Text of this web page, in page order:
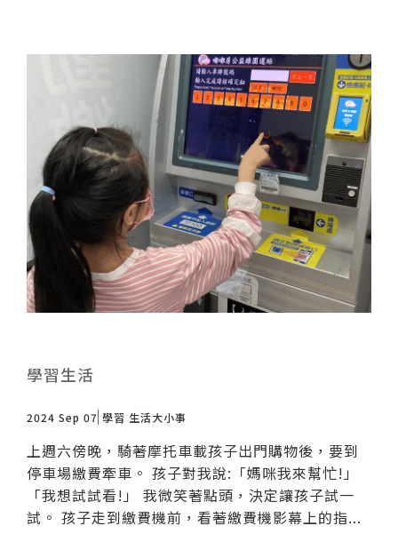
學習生活
2024 Sep 07 學習 生活大小事
上週六傍晚，騎著摩托車載孩子出門購物後，要到
停車場繳費牽車。 孩子對我說:「媽咪我來幫忙!」
「我想試試看!」 我微笑著點頭，決定讓孩子試一
試。 孩子走到繳費機前，看著繳費機影幕上的指...